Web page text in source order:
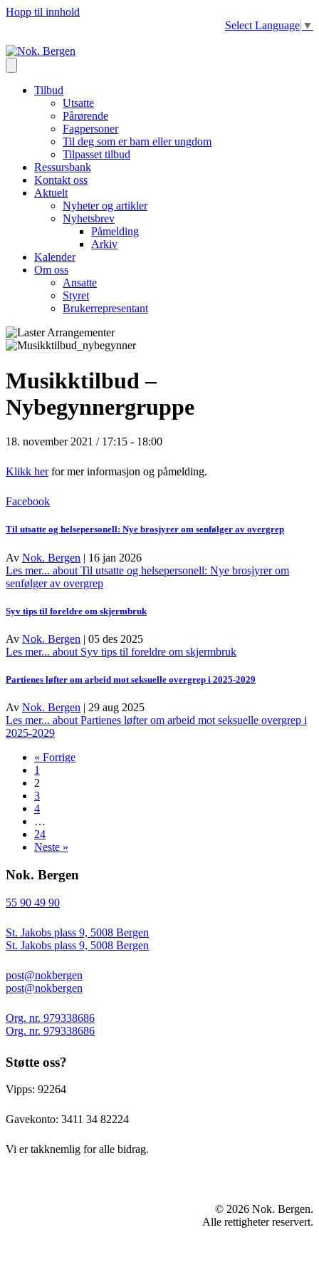
Hopp til innhold
Select Language ▼
Tilbud
Utsatte
Pårørende
Fagpersoner
Til deg som er barn eller ungdom
Tilpasset tilbud
Ressursbank
Kontakt oss
Aktuelt
Nyheter og artikler
Nyhetsbrev
Påmelding
Arkiv
Kalender
Om oss
Ansatte
Styret
Brukerrepresentant
Musikktilbud –
Nybegynnergruppe
18. november 2021 / 17:15 - 18:00
Klikk herfor mer informasjon og påmelding.
Facebook
Til utsatte og helsepersonell: Nye brosjyrer om senfølger av overgrep
Av Nok. Bergen | 16 jan 2026
Les mer... about Til utsatte og helsepersonell: Nye brosjyrer om
senfølger av overgrep
Syv tips til foreldre om skjermbruk
Av Nok. Bergen | 05 des 2025
Les mer... about Syv tips til foreldre om skjermbruk
Partienes løfter om arbeid mot seksuelle overgrep i 2025-2029
Av Nok. Bergen | 29 aug 2025
Les mer... about Partienes løfter om arbeid mot seksuelle overgrep i
2025-2029
« Forrige
1
2
3
4
…
24
Neste »
Nok. Bergen
55 90 49 90
St. Jakobs plass 9, 5008 Bergen
St. Jakobs plass 9, 5008 Bergen
post@nokbergen
post@nokbergen
Org. nr. 979338686
Org. nr. 979338686
Støtte oss?
Vipps: 92264
Gavekonto: 3411 34 82224
Vi er takknemlig for alle bidrag.
© 2026 Nok. Bergen.
Alle rettigheter reservert.